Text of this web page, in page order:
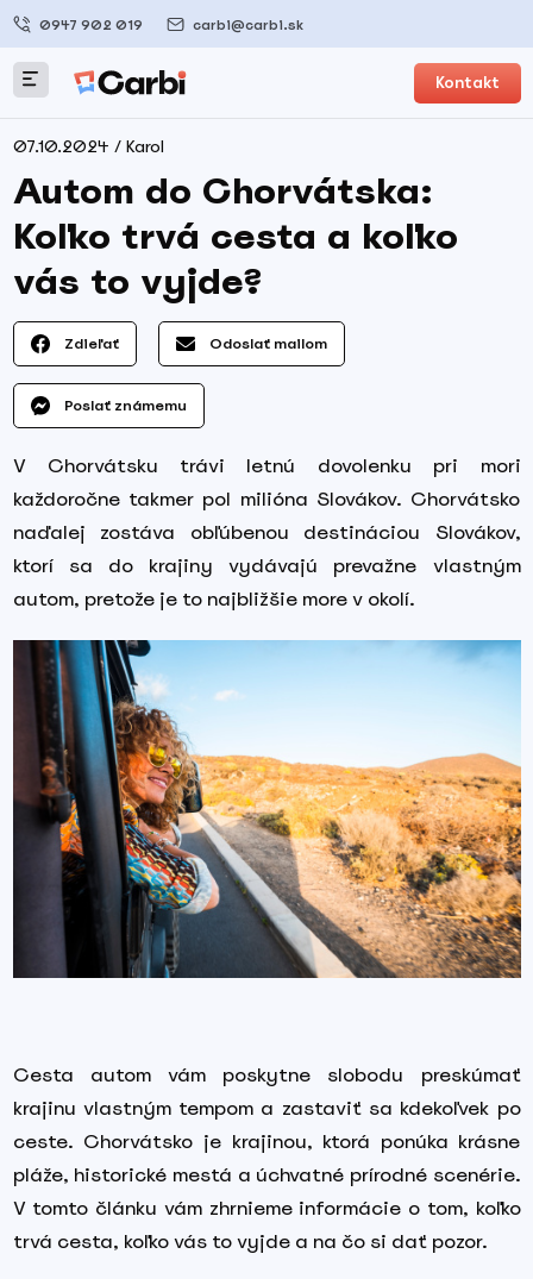
0947 902 019 carbi@carbi.sk
Kontakt
07.10.2024 / Karol
Autom do Chorvátska:
Koľko trvá cesta a koľko
vás to vyjde?
Zdieľať Odoslať mailom
Poslať známemu
V Chorvátsku trávi letnú dovolenku pri mori
každoročne takmer pol milióna Slovákov. Chorvátsko
naďalej zostáva obľúbenou destináciou Slovákov,
ktorí sa do krajiny vydávajú prevažne vlastným
autom, pretože je to najbližšie more v okolí.
Cesta autom vám poskytne slobodu preskúmať
krajinu vlastným tempom a zastaviť sa kdekoľvek po
ceste. Chorvátsko je krajinou, ktorá ponúka krásne
pláže, historické mestá a úchvatné prírodné scenérie.
V tomto článku vám zhrnieme informácie o tom, koľko
trvá cesta, koľko vás to vyjde a na čo si dať pozor.